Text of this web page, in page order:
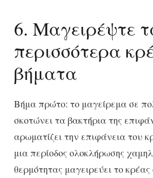
6. Μαγειρέψτε
περισσότερα
βήματα
Βήμα πρώτο: το μαγείρεμα σε
σκοτώνει τα βακτήρια της
αρωματίζει την επιφάνεια του
μια περίοδος ολοκλήρωσης
θερμότητας μαγειρεύει το